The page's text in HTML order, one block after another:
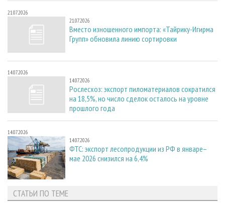
21.07.2026
21.07.2026
Вместо изношенного импорта: «Тайрику-Игирма
Групп» обновила линию сортировки
14.07.2026
14.07.2026
Рослесхоз: экспорт пиломатериалов сократился
на 18,5%, но число сделок осталось на уровне
прошлого года
14.07.2026
14.07.2026
ФТС: экспорт лесопродукции из РФ в январе–
мае 2026 снизился на 6,4%
СТАТЬИ ПО ТЕМЕ